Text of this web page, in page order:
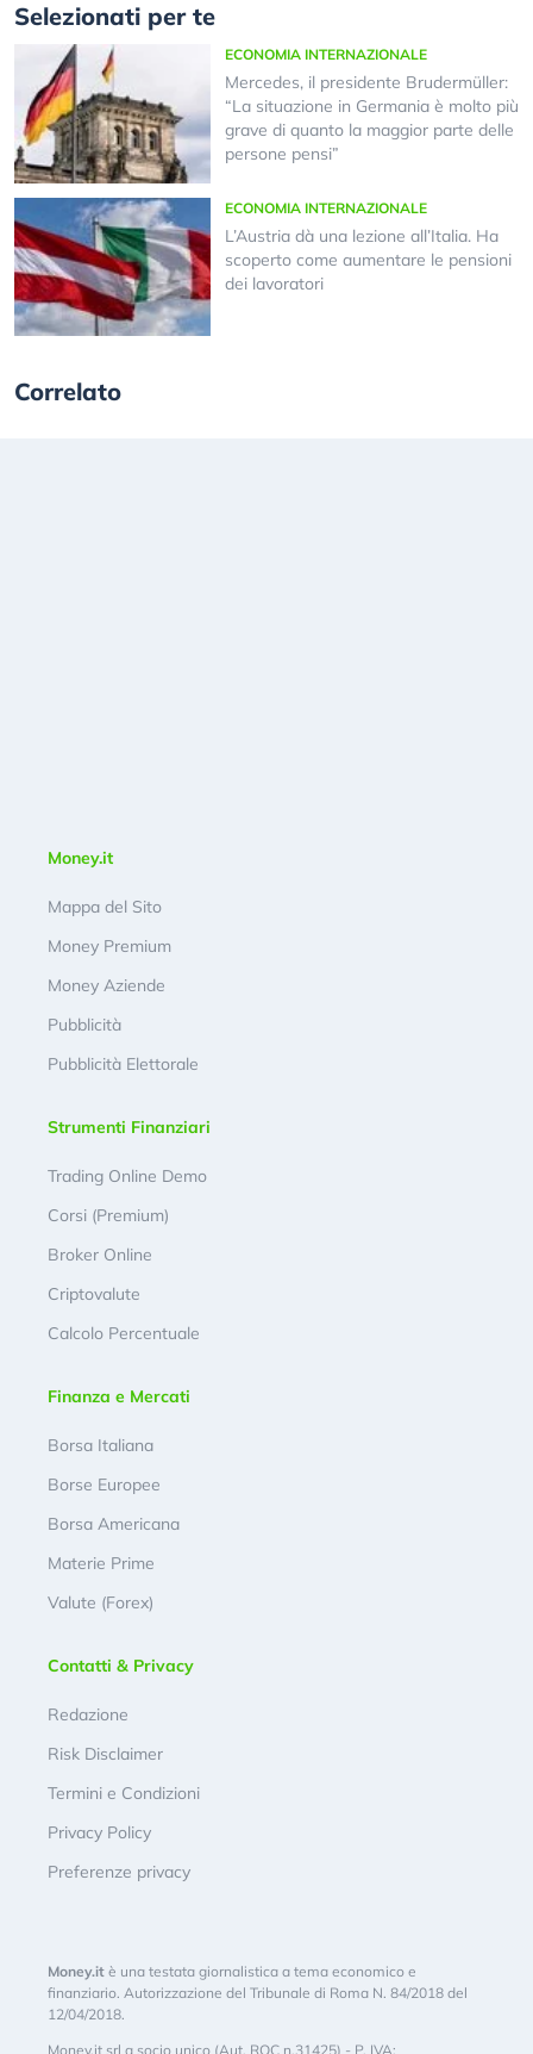
Selezionati per te
ECONOMIA INTERNAZIONALE
Mercedes, il presidente Brudermüller:
“La situazione in Germania è molto più
grave di quanto la maggior parte delle
persone pensi”
ECONOMIA INTERNAZIONALE
L’Austria dà una lezione all’Italia. Ha
scoperto come aumentare le pensioni
dei lavoratori
Correlato
Money.it
Mappa del Sito
Money Premium
Money Aziende
Pubblicità
Pubblicità Elettorale
Strumenti Finanziari
Trading Online Demo
Corsi (Premium)
Broker Online
Criptovalute
Calcolo Percentuale
Finanza e Mercati
Borsa Italiana
Borse Europee
Borsa Americana
Materie Prime
Valute (Forex)
Contatti & Privacy
Redazione
Risk Disclaimer
Termini e Condizioni
Privacy Policy
Preferenze privacy
Money.it è una testata giornalistica a tema economico e
finanziario. Autorizzazione del Tribunale di Roma N. 84/2018 del
12/04/2018.
Money.it srl a socio unico (Aut. ROC n.31425) - P. IVA: